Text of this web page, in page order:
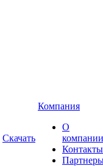
Скачать
Компания
О
компании
Контакты